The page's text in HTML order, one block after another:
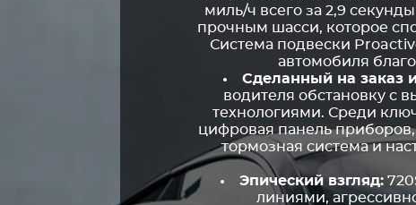
миль/ч всего за 2,9
прочным шасси, которое
Система подвески
автомобиля
Сделанный на заказ
водителя обстановку с
технологиями. Среди
цифровая панель
тормозная система и
Эпический взгляд:
линиями,